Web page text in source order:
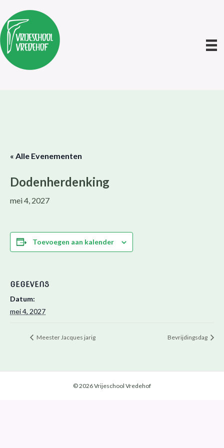
« Alle Evenementen
Dodenherdenking
mei 4, 2027
Toevoegen aan kalender
GEGEVENS
Datum:
mei 4, 2027
Meester Jacques jarig Bevrijdingsdag
© 2026 Vrijeschool Vredehof